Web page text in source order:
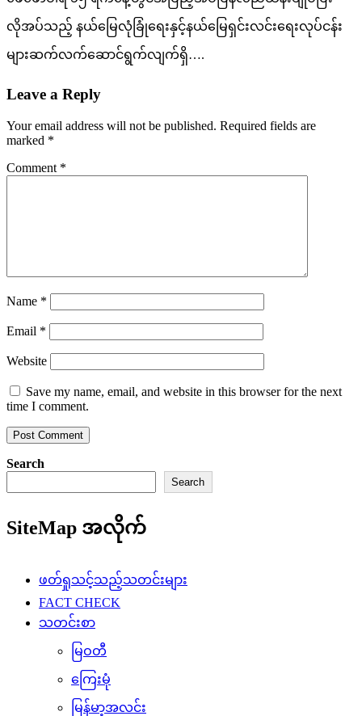
လိုအပ်သည့် နယ်မြေလုံခြုံရေးနှင့်နယ်မြေရှင်းလင်းရေးလုပ်ငန်း
များဆက်လက်ဆောင်ရွက်လျက်ရှိ….
Leave a Reply
Your email address will not be published. Required fields are
marked *
Comment *
Name *
Email *
Website
Save my name, email, and website in this browser for the next
time I comment.
Search
Search
SiteMap အလိုက်
ဖတ်ရှုသင့်သည့်သတင်းများ
FACT CHECK
သတင်းစာ
မြဝတီ
ကြေးမုံ
မြန်မာ့အလင်း